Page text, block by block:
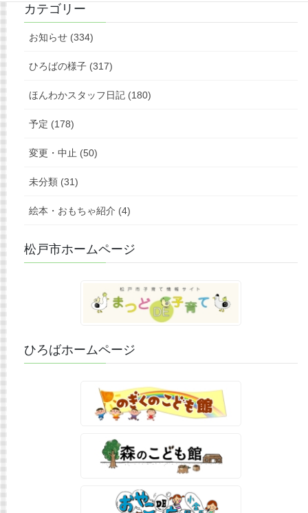
カテゴリー
お知らせ (334)
ひろばの様子 (317)
ほんわかスタッフ日記 (180)
予定 (178)
変更・中止 (50)
未分類 (31)
絵本・おもちゃ紹介 (4)
松戸市ホームページ
ひろばホームページ